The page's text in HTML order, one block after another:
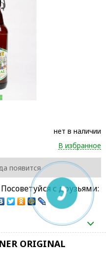
нет в наличии
В избранное
появится
с друзьями:
ORIGINAL